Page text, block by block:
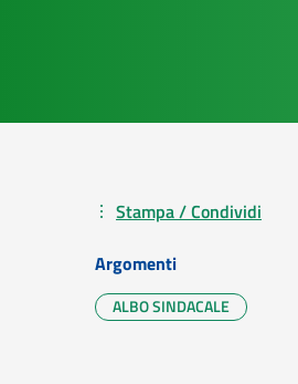
Stampa / Condividi
Argomenti
ALBO SINDACALE